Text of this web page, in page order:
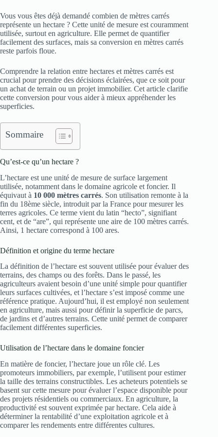
Vous vous êtes déjà demandé combien de mètres carrés
représente un hectare ? Cette unité de mesure est couramment
utilisée, surtout en agriculture. Elle permet de quantifier
facilement des surfaces, mais sa conversion en mètres carrés
reste parfois floue.
Comprendre la relation entre hectares et mètres carrés est
crucial pour prendre des décisions éclairées, que ce soit pour
un achat de terrain ou un projet immobilier. Cet article clarifie
cette conversion pour vous aider à mieux appréhender les
superficies.
Sommaire
Qu’est-ce qu’un hectare ?
L’hectare est une unité de mesure de surface largement
utilisée, notamment dans le domaine agricole et foncier. Il
équivaut à 10 000 mètres carrés. Son utilisation remonte à la
fin du 18ème siècle, introduit par la France pour mesurer les
terres agricoles. Ce terme vient du latin “hecto”, signifiant
cent, et de “are”, qui représente une aire de 100 mètres carrés.
Ainsi, 1 hectare correspond à 100 ares.
Définition et origine du terme hectare
La définition de l’hectare est souvent utilisée pour évaluer des
terrains, des champs ou des forêts. Dans le passé, les
agriculteurs avaient besoin d’une unité simple pour quantifier
leurs surfaces cultivées, et l’hectare s’est imposé comme une
référence pratique. Aujourd’hui, il est employé non seulement
en agriculture, mais aussi pour définir la superficie de parcs,
de jardins et d’autres terrains. Cette unité permet de comparer
facilement différentes superficies.
Utilisation de l’hectare dans le domaine foncier
En matière de foncier, l’hectare joue un rôle clé. Les
promoteurs immobiliers, par exemple, l’utilisent pour estimer
la taille des terrains constructibles. Les acheteurs potentiels se
basent sur cette mesure pour évaluer l’espace disponible pour
des projets résidentiels ou commerciaux. En agriculture, la
productivité est souvent exprimée par hectare. Cela aide à
déterminer la rentabilité d’une exploitation agricole et à
comparer les rendements entre différentes cultures.